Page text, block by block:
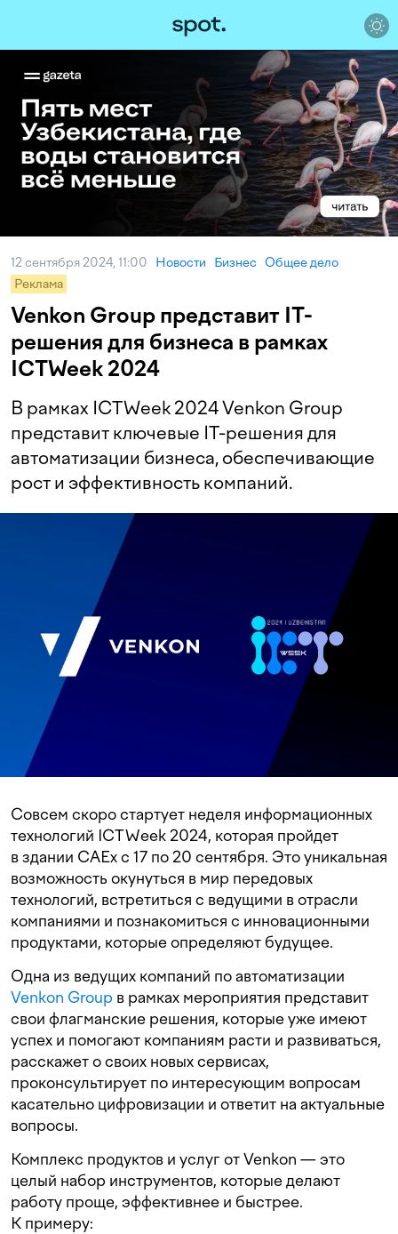
12 сентября 2024, 11:00 Новости Бизнес Общее дело
Реклама
Venkon Group представит IT-
решения для бизнеса в рамках
ICTWeek 2024
В рамках ICTWeek 2024 Venkon Group
представит ключевые IT-решения для
автоматизации бизнеса, обеспечивающие
рост и эффективность компаний.
Совсем скоро стартует неделя информационных
технологий ICTWeek 2024, которая пройдет
в здании CAEx с 17 по 20 сентября. Это уникальная
возможность окунуться в мир передовых
технологий, встретиться с ведущими в отрасли
компаниями и познакомиться с инновационными
продуктами, которые определяют будущее.
Одна из ведущих компаний по автоматизации
Venkon Group в рамках мероприятия представит
свои флагманские решения, которые уже имеют
успех и помогают компаниям расти и развиваться,
расскажет о своих новых сервисах,
проконсультирует по интересующим вопросам
касательно цифровизации и ответит на актуальные
вопросы.
Комплекс продуктов и услуг от Venkon — это
целый набор инструментов, которые делают
работу проще, эффективнее и быстрее.
К примеру: